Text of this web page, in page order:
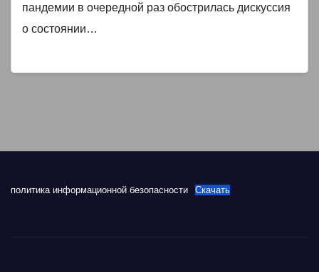
пандемии в очередной раз обострилась дискуссия
о состоянии…
политика информационной безопасности Скачать